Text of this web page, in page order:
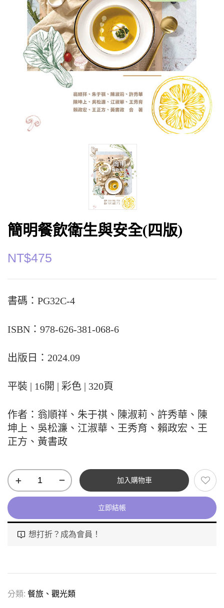
簡明餐飲衛生與安全(四版)
NT$475
書碼：PG32C-4
ISBN：978-626-381-068-6
出版日：2024.09
平裝 | 16開 | 彩色 | 320頁
作者：翁順祥、朱于祺、陳淑莉、許秀華、陳
坤上、吳松濂、江淑華、王秀育、賴政宏、王
正方、黃書政
加入購物車
立即結帳
想打折？成為會員！
分類: 餐旅、觀光類